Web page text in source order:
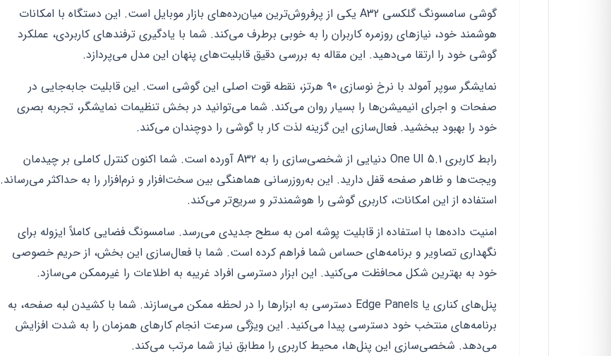
گوشی سامسونگ گلکسی A32 یکی از پرفروش‌ترین میان‌رده‌های بازار موبایل است. این دستگاه با امکانات
هوشمند خود، نیازهای روزمره کاربران را به خوبی برطرف می‌کند. شما با یادگیری ترفندهای کاربردی، عملکرد
گوشی خود را ارتقا می‌دهید. این مقاله به بررسی دقیق قابلیت‌های پنهان این مدل می‌پردازد.
نمایشگر سوپر آمولد با نرخ نوسازی ۹۰ هرتز، نقطه قوت اصلی این گوشی است. این قابلیت جابه‌جایی در
صفحات و اجرای انیمیشن‌ها را بسیار روان می‌کند. شما می‌توانید در بخش تنظیمات نمایشگر، تجربه بصری
خود را بهبود ببخشید. فعال‌سازی این گزینه لذت کار با گوشی را دوچندان می‌کند.
رابط کاربری One UI 5.1 دنیایی از شخصی‌سازی را به A32 آورده است. شما اکنون کنترل کاملی بر چیدمان
ویجت‌ها و ظاهر صفحه قفل دارید. این به‌روزرسانی هماهنگی بین سخت‌افزار و نرم‌افزار را به حداکثر می‌رساند.
استفاده از این امکانات، کاربری گوشی را هوشمندتر و سریع‌تر می‌کند.
امنیت داده‌ها با استفاده از قابلیت پوشه امن به سطح جدیدی می‌رسد. سامسونگ فضایی کاملاً ایزوله برای
نگهداری تصاویر و برنامه‌های حساس شما فراهم کرده است. شما با فعال‌سازی این بخش، از حریم خصوصی
خود به بهترین شکل محافظت می‌کنید. این ابزار دسترسی افراد غریبه به اطلاعات را غیرممکن می‌سازد.
پنل‌های کناری یا Edge Panels دسترسی به ابزارها را در لحظه ممکن می‌سازند. شما با کشیدن لبه صفحه، به
برنامه‌های منتخب خود دسترسی پیدا می‌کنید. این ویژگی سرعت انجام کارهای همزمان را به شدت افزایش
می‌دهد. شخصی‌سازی این پنل‌ها، محیط کاربری را مطابق نیاز شما مرتب می‌کند.